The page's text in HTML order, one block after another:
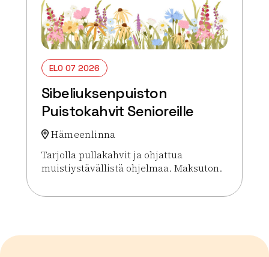
ELO 07 2026
Sibeliuksenpuiston
Puistokahvit Senioreille
Hämeenlinna
Tarjolla pullakahvit ja ohjattua
muistiystävällistä ohjelmaa. Maksuton.
Lue lisää tapahtumasta Sibeliuksenpuiston